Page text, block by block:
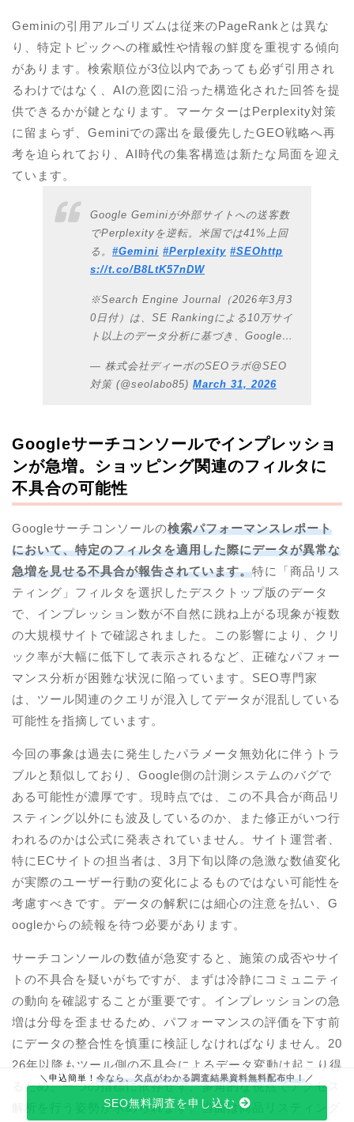
Geminiの引用アルゴリズムは従来のPageRankとは異な
り、特定トピックへの権威性や情報の鮮度を重視する傾向
があります。検索順位が3位以内であっても必ず引用され
るわけではなく、AIの意図に沿った構造化された回答を提
供できるかが鍵となります。マーケターはPerplexity対策
に留まらず、Geminiでの露出を最優先したGEO戦略へ再
考を迫られており、AI時代の集客構造は新たな局面を迎え
ています。
Google Geminiが外部サイトへの送客数
でPerplexityを逆転。米国では41%上回
る。 #Gemini #Perplexity #SEOhttp
s://t.co/B8LtK57nDW
※Search Engine Journal（2026年3月3
0日付）は、SE Rankingによる10万サイ
ト以上のデータ分析に基づき、Google…
— 株式会社ディーボのSEOラボ@SEO
対策 (@seolabo85) March 31, 2026
Googleサーチコンソールでインプレッショ
ンが急増。ショッピング関連のフィルタに
不具合の可能性
Googleサーチコンソールの検索パフォーマンスレポート
において、特定のフィルタを適用した際にデータが異常な
急増を見せる不具合が報告されています。特に「商品リス
ティング」フィルタを選択したデスクトップ版のデータ
で、インプレッション数が不自然に跳ね上がる現象が複数
の大規模サイトで確認されました。この影響により、クリ
ック率が大幅に低下して表示されるなど、正確なパフォー
マンス分析が困難な状況に陥っています。SEO専門家
は、ツール関連のクエリが混入してデータが混乱している
可能性を指摘しています。
今回の事象は過去に発生したパラメータ無効化に伴うトラ
ブルと類似しており、Google側の計測システムのバグで
ある可能性が濃厚です。現時点では、この不具合が商品リ
スティング以外にも波及しているのか、また修正がいつ行
われるのかは公式に発表されていません。サイト運営者、
特にECサイトの担当者は、3月下旬以降の急激な数値変化
が実際のユーザー行動の変化によるものではない可能性を
考慮すべきです。データの解釈には細心の注意を払い、G
oogleからの続報を待つ必要があります。
サーチコンソールの数値が急変すると、施策の成否やサイ
トの不具合を疑いがちですが、まずは冷静にコミュニティ
の動向を確認することが重要です。インプレッションの急
増は分母を歪ませるため、パフォーマンスの評価を下す前
にデータの整合性を慎重に検証しなければなりません。20
26年以降もツール側の不具合によるデータ変動は起こり得
るため、一つの指標に依存せず、多角的な視点でアクセス
解析を行う姿勢が求められます。当面は商品リスティング
＼申込簡単！ 今なら、欠点がわかる調査結果資料無料配布中！ ／
SEO無料調査を申し込む